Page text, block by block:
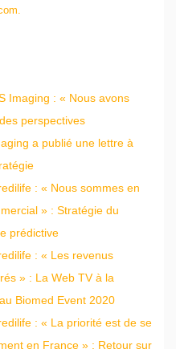
Imaging : « Nous avons
perspectives
a publié une lettre à
: « Nous sommes en
» : Stratégie du
prédictive
: « Les revenus
» : La Web TV à la
Biomed Event 2020
: « La priorité est de se
en France » : Retour sur